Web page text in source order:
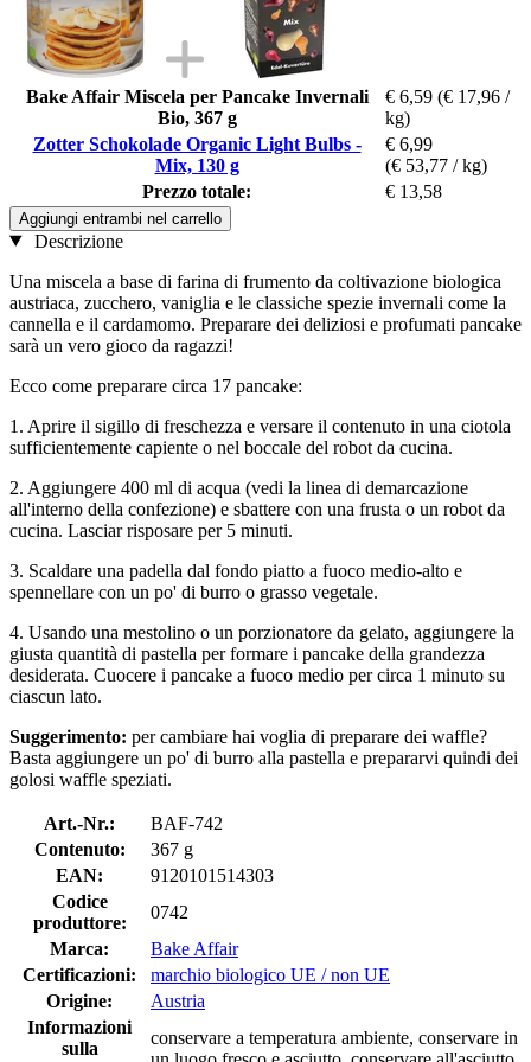
Bake Affair Miscela per Pancake Invernali
Bio, 367 g
€ 6,59 (€ 17,96 /
kg)
Zotter Schokolade Organic Light Bulbs -
Mix, 130 g
€ 6,99
(€ 53,77 / kg)
Prezzo totale:
€ 13,58
Aggiungi entrambi nel carrello
Descrizione
Una miscela a base di farina di frumento da coltivazione biologica
austriaca, zucchero, vaniglia e le classiche spezie invernali come la
cannella e il cardamomo. Preparare dei deliziosi e profumati pancake
sarà un vero gioco da ragazzi!
Ecco come preparare circa 17 pancake:
1. Aprire il sigillo di freschezza e versare il contenuto in una ciotola
sufficientemente capiente o nel boccale del robot da cucina.
2. Aggiungere 400 ml di acqua (vedi la linea di demarcazione
all'interno della confezione) e sbattere con una frusta o un robot da
cucina. Lasciar risposare per 5 minuti.
3. Scaldare una padella dal fondo piatto a fuoco medio-alto e
spennellare con un po' di burro o grasso vegetale.
4. Usando una mestolino o un porzionatore da gelato, aggiungere la
giusta quantità di pastella per formare i pancake della grandezza
desiderata. Cuocere i pancake a fuoco medio per circa 1 minuto su
ciascun lato.
Suggerimento: per cambiare hai voglia di preparare dei waffle?
Basta aggiungere un po' di burro alla pastella e prepararvi quindi dei
golosi waffle speziati.
Art.-Nr.:
BAF-742
Contenuto:
367 g
EAN:
9120101514303
Codice
produttore:
0742
Marca:
Bake Affair
Certificazioni:
marchio biologico UE / non UE
Origine:
Austria
Informazioni
sulla
conservare a temperatura ambiente, conservare in